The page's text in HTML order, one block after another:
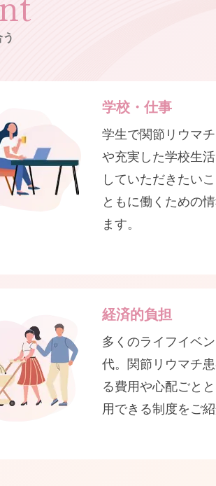
学校・仕事
学生で関節リウマ
や充実した学校生
していただきたい
ともに働くための
ます。
経済的負担
多くのライフイベ
代。関節リウマチ
る費用や心配ごと
用できる制度をご紹